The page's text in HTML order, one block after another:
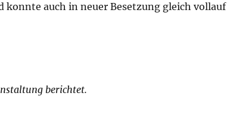
auch in neuer Besetzung gleich vollauf
berichtet.